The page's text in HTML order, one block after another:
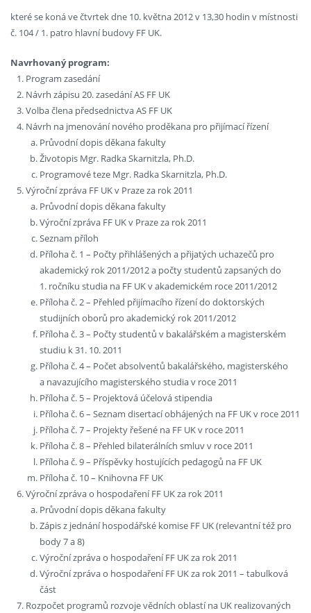
které se koná ve čtvrtek dne 10. května 2012 v 13,30 hodin v místnosti
č. 104 / 1. patro hlavní budovy FF UK.
Navrhovaný program:
Program zasedání
Návrh zápisu 20. zasedání AS FF UK
Volba člena předsednictva AS FF UK
Návrh na jmenování nového proděkana pro přijímací řízení
Průvodní dopis děkana fakulty
Životopis Mgr. Radka Skarnitzla, Ph.D.
Programové teze Mgr. Radka Skarnitzla, Ph.D.
Výroční zpráva FF UK v Praze za rok 2011
Průvodní dopis děkana fakulty
Výroční zpráva FF UK v Praze za rok 2011
Seznam příloh
Příloha č. 1 – Počty přihlášených a přijatých uchazečů pro
akademický rok 2011/2012 a počty studentů zapsaných do
1. ročníku studia na FF UK v akademickém roce 2011/2012
Příloha č. 2 – Přehled přijímacího řízení do doktorských
studijních oborů pro akademický rok 2011/2012
Příloha č. 3 – Počty studentů v bakalářském a magisterském
studiu k 31. 10. 2011
Příloha č. 4 – Počet absolventů bakalářského, magisterského
a navazujícího magisterského studia v roce 2011
Příloha č. 5 – Projektová účelová stipendia
Příloha č. 6 – Seznam disertací obhájených na FF UK v roce 2011
Příloha č. 7 – Projekty řešené na FF UK v roce 2011
Příloha č. 8 – Přehled bilaterálních smluv v roce 2011
Příloha č. 9 – Příspěvky hostujících pedagogů na FF UK
Příloha č. 10 – Knihovna FF UK
Výroční zpráva o hospodaření FF UK za rok 2011
Průvodní dopis děkana fakulty
Zápis z jednání hospodářské komise FF UK (relevantní též pro
body 7 a 8)
Výroční zpráva o hospodaření FF UK za rok 2011
Výroční zpráva o hospodaření FF UK za rok 2011 – tabulková
část
Rozpočet programů rozvoje vědních oblastí na UK realizovaných